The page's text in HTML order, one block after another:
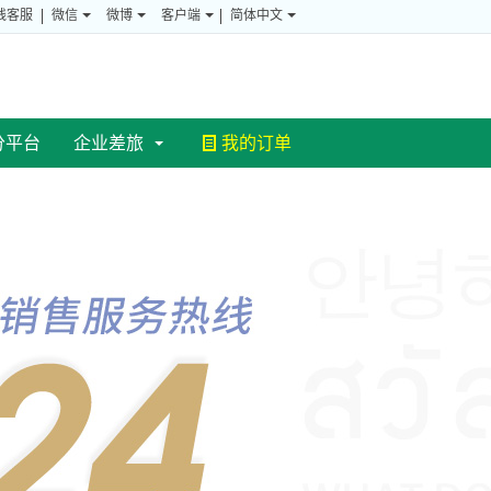
客服 微信 微博 客户端 简体中文
平台 企业差旅 我的订单